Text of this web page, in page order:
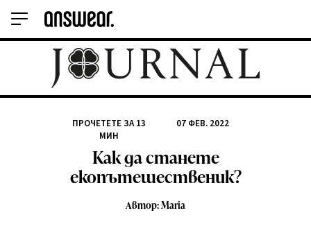
ПРОЧЕТЕТЕ ЗА13
МИН
07 ФЕВ. 2022
Как да станете
екопътешественик?
Автор: Maria